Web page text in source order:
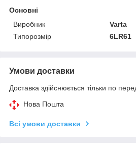
Основні
Виробник
Varta
Типорозмір
6LR61
Умови доставки
Доставка здійснюється тільки по
Нова Пошта
Всі умови доставки